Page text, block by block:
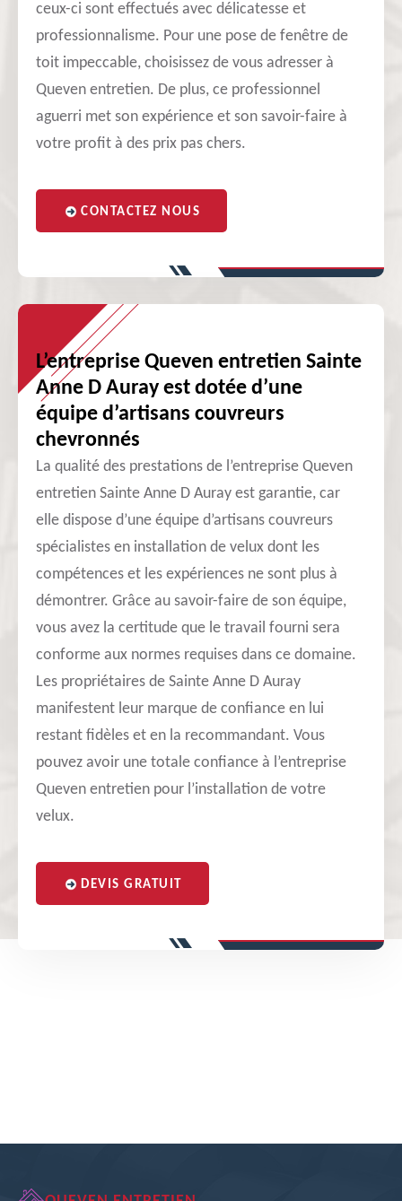
ceux-ci sont effectués avec délicatesse et
professionnalisme. Pour une pose de fenêtre de
toit impeccable, choisissez de vous adresser à
Queven entretien. De plus, ce professionnel
aguerri met son expérience et son savoir-faire à
votre profit à des prix pas chers.
CONTACTEZ NOUS
L’entreprise Queven entretien Sainte
Anne D Auray est dotée d’une
équipe d’artisans couvreurs
chevronnés
La qualité des prestations de l’entreprise Queven
entretien Sainte Anne D Auray est garantie, car
elle dispose d’une équipe d’artisans couvreurs
spécialistes en installation de velux dont les
compétences et les expériences ne sont plus à
démontrer. Grâce au savoir-faire de son équipe,
vous avez la certitude que le travail fourni sera
conforme aux normes requises dans ce domaine.
Les propriétaires de Sainte Anne D Auray
manifestent leur marque de confiance en lui
restant fidèles et en la recommandant. Vous
pouvez avoir une totale confiance à l’entreprise
Queven entretien pour l’installation de votre
velux.
DEVIS GRATUIT